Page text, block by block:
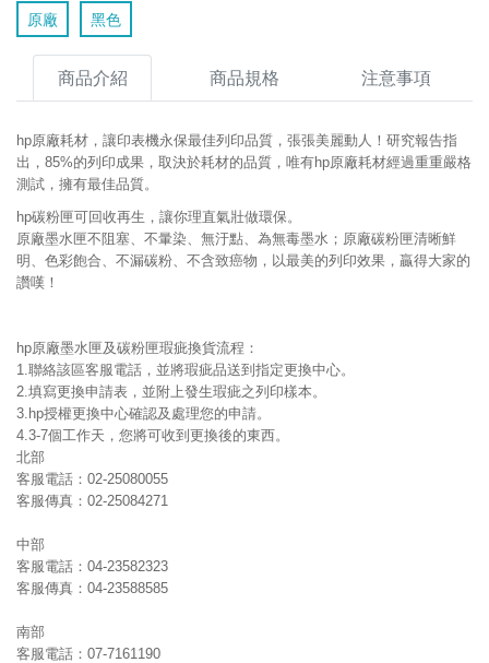
原廠 黑色
商品介紹 商品規格 注意事項
hp原廠耗材，讓印表機永保最佳列印品質，張張美麗動人！研究報告指
出，85%的列印成果，取決於耗材的品質，唯有hp原廠耗材經過重重嚴格
測試，擁有最佳品質。
hp碳粉匣可回收再生，讓你理直氣壯做環保。
原廠墨水匣不阻塞、不暈染、無汙點、為無毒墨水；原廠碳粉匣清晰鮮
明、色彩飽合、不漏碳粉、不含致癌物，以最美的列印效果，贏得大家的
讚嘆！
hp原廠墨水匣及碳粉匣瑕疵換貨流程：
1.聯絡該區客服電話，並將瑕疵品送到指定更換中心。
2.填寫更換申請表，並附上發生瑕疵之列印樣本。
3.hp授權更換中心確認及處理您的申請。
4.3-7個工作天，您將可收到更換後的東西。
北部
客服電話：02-25080055
客服傳真：02-25084271
中部
客服電話：04-23582323
客服傳真：04-23588585
南部
客服電話：07-7161190